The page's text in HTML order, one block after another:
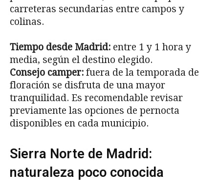
carreteras secundarias entre campos y
colinas.
Tiempo desde Madrid: entre 1 y 1 hora y
media, según el destino elegido.
Consejo camper: fuera de la temporada de
floración se disfruta de una mayor
tranquilidad. Es recomendable revisar
previamente las opciones de pernocta
disponibles en cada municipio.
Sierra Norte de Madrid:
naturaleza poco conocida